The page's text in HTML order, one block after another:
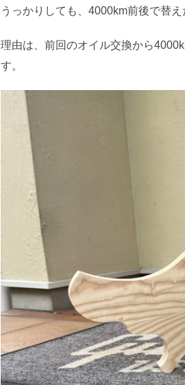
うっかりしても、4000km前後で替え
理由は、前回のオイル交換から
す。